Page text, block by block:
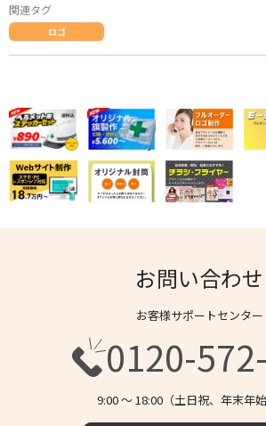
関連タグ
ロゴ
お問い合わせ
お客様サポートセンター
0120-
9:00 〜 18:00（土日祝、年末年始